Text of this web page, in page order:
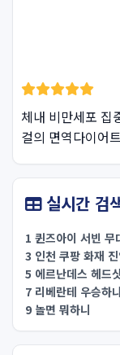
체내 비만세포 집
걸의 면역다이어트
실시간 검
1 퀸즈아이 서빈 무
3 인천 쿠팡 화재
5 에르난데스 헤드
7 리베란테 우승하
9 놀면 뭐하니